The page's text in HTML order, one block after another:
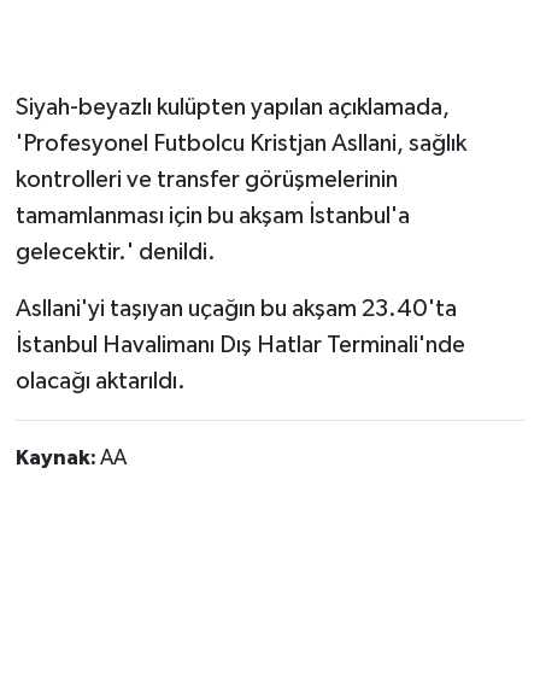
Siyah-beyazlı kulüpten yapılan açıklamada,
'Profesyonel Futbolcu Kristjan Asllani, sağlık
kontrolleri ve transfer görüşmelerinin
tamamlanması için bu akşam İstanbul'a
gelecektir.' denildi.
Asllani'yi taşıyan uçağın bu akşam 23.40'ta
İstanbul Havalimanı Dış Hatlar Terminali'nde
olacağı aktarıldı.
Kaynak: AA